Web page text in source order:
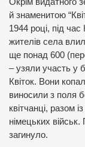
й знаменитою
1944 році, під
жителів села
ще понад 600
– узяли участь у
Квіток. Вони
виносили з поля
квітчанці, разом
німецьких
загинуло.